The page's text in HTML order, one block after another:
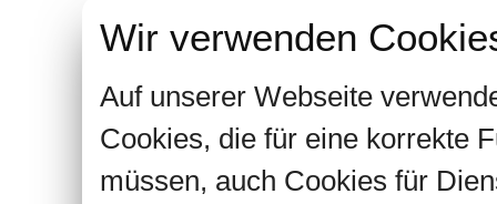
Wir verwenden
Auf unserer Webseite
Cookies, die für eine korrekte
müssen, auch Cookies für